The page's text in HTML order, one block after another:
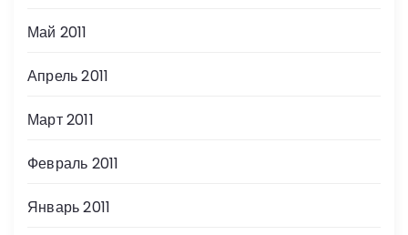
Май 2011
Апрель 2011
Март 2011
Февраль 2011
Январь 2011